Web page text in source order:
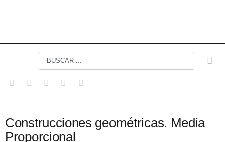
Construcciones geométricas. Media
Proporcional